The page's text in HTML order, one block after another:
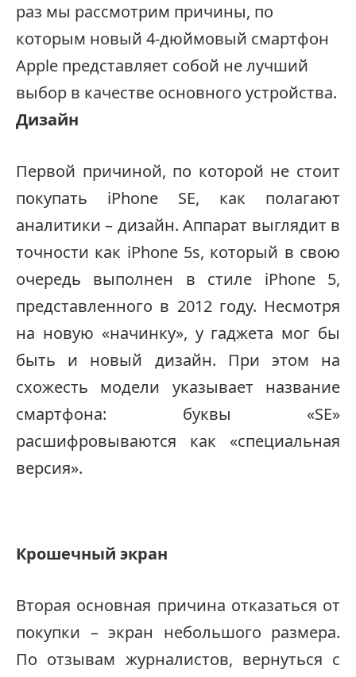
раз мы рассмотрим причины, по
которым новый 4-дюймовый смартфон
Apple представляет собой не лучший
выбор в качестве основного устройства.
Дизайн
Первой причиной, по которой не стоит
покупать iPhone SE, как полагают
аналитики – дизайн. Аппарат выглядит в
точности как iPhone 5s, который в свою
очередь выполнен в стиле iPhone 5,
представленного в 2012 году. Несмотря
на новую «начинку», у гаджета мог бы
быть и новый дизайн. При этом на
схожесть модели указывает название
смартфона: буквы «SE»
расшифровываются как «специальная
версия».
Крошечный экран
Вторая основная причина отказаться от
покупки – экран небольшого размера.
По отзывам журналистов, вернуться с